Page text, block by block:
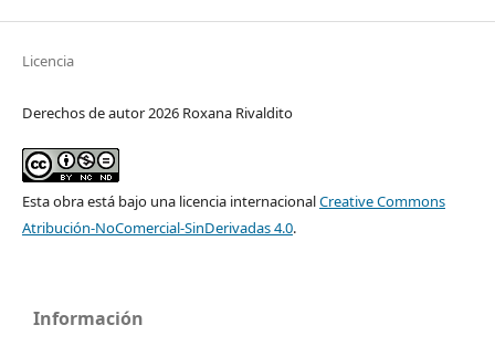
Licencia
Derechos de autor 2026 Roxana Rivaldito
Esta obra está bajo una licencia internacionalCreative Commons
Atribución-NoComercial-SinDerivadas 4.0.
Información